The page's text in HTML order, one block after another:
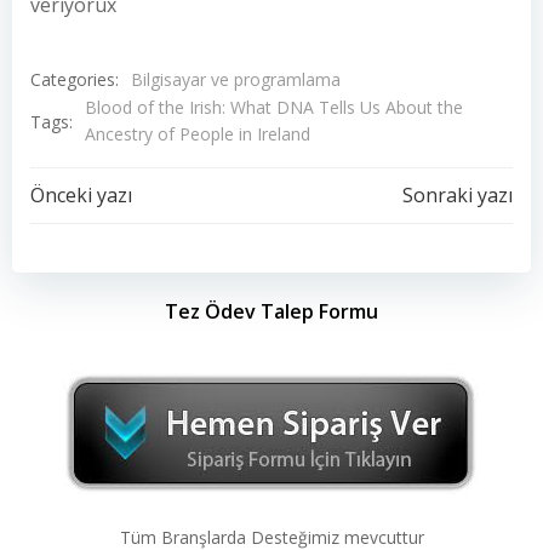
Categories:
Bilgisayar ve programlama
Tags:
Blood of the Irish: What DNA Tells Us About the
Ancestry of People in Ireland
Yazı
dolaşımı
Önceki yazı
dolaşımı
Sonraki yazı
Tez Ödev Talep Formu
Tüm Branşlarda Desteğimiz mevcuttur